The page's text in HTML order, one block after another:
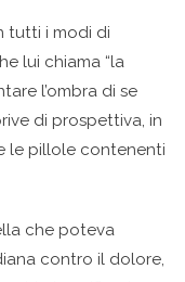
tutti i modi di
lui chiama “la
l’ombra di se
di prospettiva, in
le pillole contenenti
che poteva
contro il dolore,